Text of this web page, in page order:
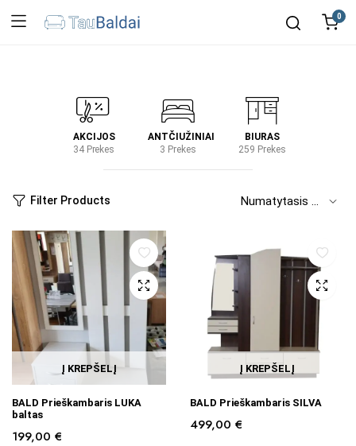
0
AKCIJOS
34 Prekes
ANTČIUŽINIAI
3 Prekes
BIURAS
259 Prekes
Filter Products
Į KREPŠELĮ
BALD Prieškambaris LUKA
baltas
199,00 €
Į KREPŠELĮ
BALD Prieškambaris SILVA
499,00 €